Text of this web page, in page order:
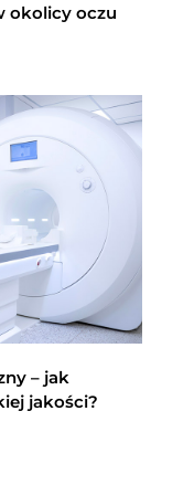
okolicy oczu
– jak
jakości?